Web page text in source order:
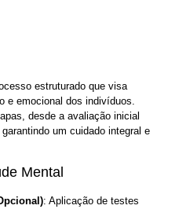
estruturado que visa
e emocional dos indivíduos.
desde a avaliação inicial
um cuidado integral e
Mental
: Aplicação de testes